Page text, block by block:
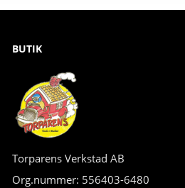
BUTIK
Torparens Verkstad AB
Org.nummer: 556403-6480